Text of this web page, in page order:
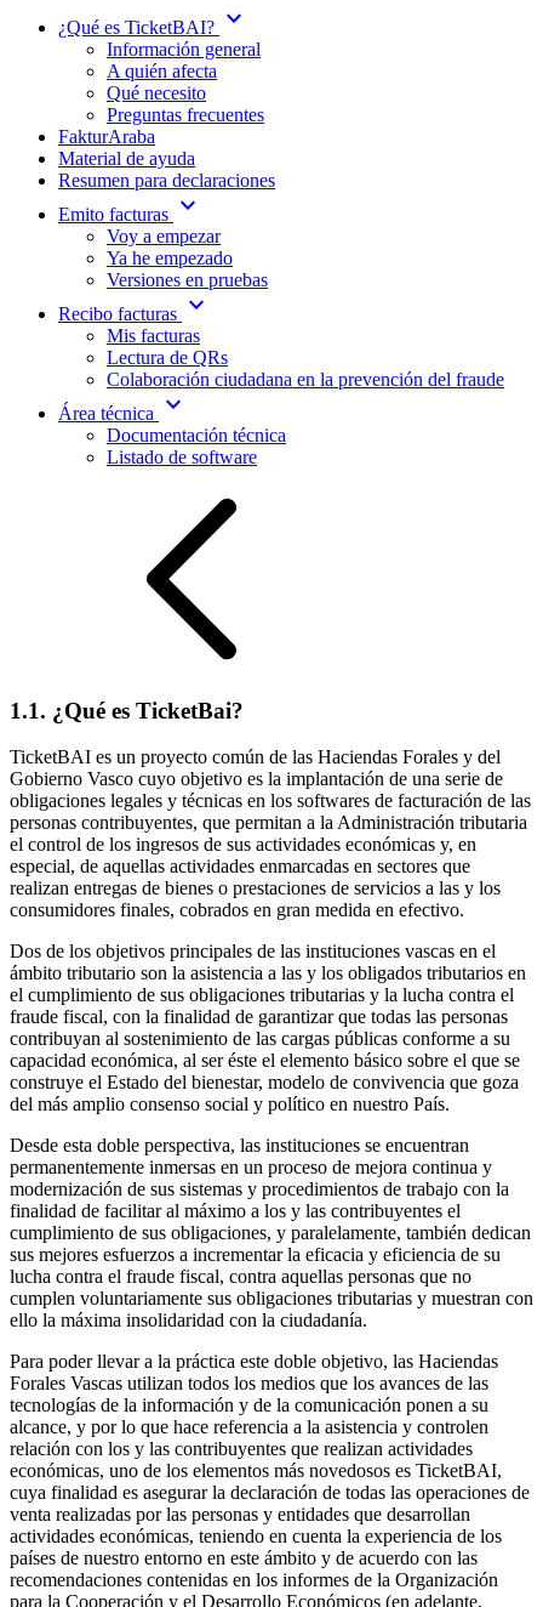
¿Qué es TicketBAI? expand_more
Información general
A quién afecta
Qué necesito
Preguntas frecuentes
FakturAraba
Material de ayuda
Resumen para declaraciones
Emito facturas expand_more
Voy a empezar
Ya he empezado
Versiones en pruebas
Recibo facturas expand_more
Mis facturas
Lectura de QRs
Colaboración ciudadana en la prevención del fraude
Área técnica
expand_more
Documentación técnica
Listado de software
1.1. ¿Qué es TicketBai?
TicketBAI es un proyecto común de las Haciendas Forales y del
Gobierno Vasco cuyo objetivo es la implantación de una serie de
obligaciones legales y técnicas en los softwares de facturación de las
personas contribuyentes, que permitan a la Administración tributaria
el control de los ingresos de sus actividades económicas y, en
especial, de aquellas actividades enmarcadas en sectores que
realizan entregas de bienes o prestaciones de servicios a las y los
consumidores finales, cobrados en gran medida en efectivo.
Dos de los objetivos principales de las instituciones vascas en el
ámbito tributario son la asistencia a las y los obligados tributarios en
el cumplimiento de sus obligaciones tributarias y la lucha contra el
fraude fiscal, con la finalidad de garantizar que todas las personas
contribuyan al sostenimiento de las cargas públicas conforme a su
capacidad económica, al ser éste el elemento básico sobre el que se
construye el Estado del bienestar, modelo de convivencia que goza
del más amplio consenso social y político en nuestro País.
Desde esta doble perspectiva, las instituciones se encuentran
permanentemente inmersas en un proceso de mejora continua y
modernización de sus sistemas y procedimientos de trabajo con la
finalidad de facilitar al máximo a los y las contribuyentes el
cumplimiento de sus obligaciones, y paralelamente, también dedican
sus mejores esfuerzos a incrementar la eficacia y eficiencia de su
lucha contra el fraude fiscal, contra aquellas personas que no
cumplen voluntariamente sus obligaciones tributarias y muestran con
ello la máxima insolidaridad con la ciudadanía.
Para poder llevar a la práctica este doble objetivo, las Haciendas
Forales Vascas utilizan todos los medios que los avances de las
tecnologías de la información y de la comunicación ponen a su
alcance, y por lo que hace referencia a la asistencia y controlen
relación con los y las contribuyentes que realizan actividades
económicas, uno de los elementos más novedosos es TicketBAI,
cuya finalidad es asegurar la declaración de todas las operaciones de
venta realizadas por las personas y entidades que desarrollan
actividades económicas, teniendo en cuenta la experiencia de los
países de nuestro entorno en este ámbito y de acuerdo con las
recomendaciones contenidas en los informes de la Organización
para la Cooperación y el Desarrollo Económicos (en adelante,